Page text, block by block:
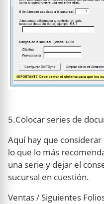
5.Colocar series de
Aquí hay que
lo que lo más
una serie y dejar el
sucursal en cuestión.
Ventas / Siguientes